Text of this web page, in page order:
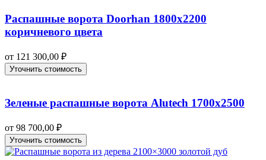
Распашные ворота Doorhan 1800х2200
коричневого цвета
от 121 300,00 ₽
Уточнить стоимость
Зеленые распашные ворота Alutech 1700х2500
от 98 700,00 ₽
Уточнить стоимость